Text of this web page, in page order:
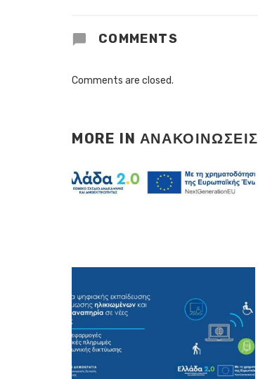
COMMENTS
Comments are closed.
MORE IN ΑΝΑΚΟΙΝΏΣΕΙΣ